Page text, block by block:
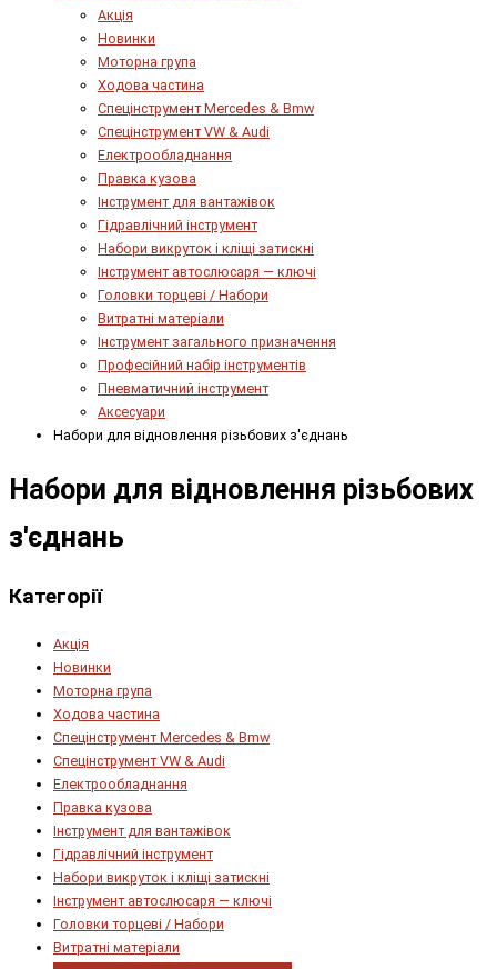
Акція
Новинки
Моторна група
Ходова частина
Спецінструмент Mercedes & Bmw
Спецінструмент VW & Audi
Електрообладнання
Правка кузова
Інструмент для вантажівок
Гідравлічний інструмент
Набори викруток і кліщі затискні
Інструмент автослюсаря — ключі
Головки торцеві / Набори
Витратні матеріали
Інструмент загального призначення
Професійний набір інструментів
Пневматичний інструмент
Аксесуари
Набори для відновлення різьбових з'єднань
Набори для відновлення різьбових
з'єднань
Категорії
Акція
Новинки
Моторна група
Ходова частина
Спецінструмент Mercedes & Bmw
Спецінструмент VW & Audi
Електрообладнання
Правка кузова
Інструмент для вантажівок
Гідравлічний інструмент
Набори викруток і кліщі затискні
Інструмент автослюсаря — ключі
Головки торцеві / Набори
Витратні матеріали